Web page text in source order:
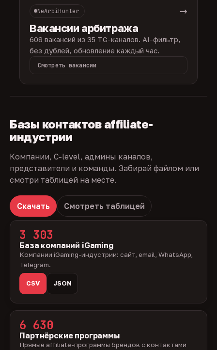
NeArbiHunter →
Вакансии арбитража
608 вакансий из 35 TG-каналов. AI-фильтр,
без дублей, обновление каждый час.
Смотреть вакансии
Базы контактов affiliate-
индустрии
Компании, C-level, админы каналов,
представители и команды. Забирай файлом или
смотри таблицей на месте.
Скачать Смотреть таблицей
3 303
База компаний iGaming
Компании iGaming-индустрии: сайт, email, WhatsApp,
Telegram.
CSV JSON
6 630
Партнёрские программы
Прямые affiliate-программы брендов с контактами